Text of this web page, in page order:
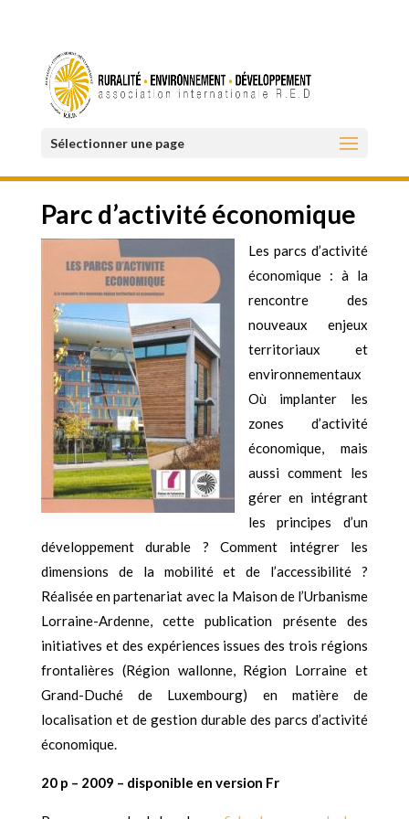
Sélectionner une page
Parc d’activité économique
Les parcs d’activité
économique : à la
rencontre des
nouveaux enjeux
territoriaux et
environnementaux
Où implanter les
zones d’activité
économique, mais
aussi comment les
gérer en intégrant
les principes d’un
développement durable ? Comment intégrer les
dimensions de la mobilité et de l’accessibilité ?
Réalisée en partenariat avec la Maison de l’Urbanisme
Lorraine-Ardenne, cette publication présente des
initiatives et des expériences issues des trois régions
frontalières (Région wallonne, Région Lorraine et
Grand-Duché de Luxembourg) en matière de
localisation et de gestion durable des parcs d’activité
économique.
20 p – 2009 – disponible en version Fr